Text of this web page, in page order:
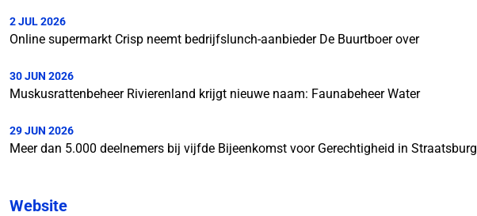
2 JUL 2026
Online supermarkt Crisp neemt bedrijfslunch-aanbieder De Buurtboer over
30 JUN 2026
Muskusrattenbeheer Rivierenland krijgt nieuwe naam: Faunabeheer Water
29 JUN 2026
Meer dan 5.000 deelnemers bij vijfde Bijeenkomst voor Gerechtigheid in Straatsburg
Website